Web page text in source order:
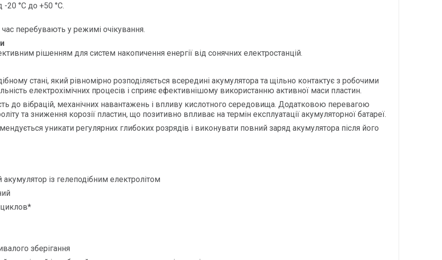
20 °C до +50 °C.
перебувають у режимі очікування.
рішенням для систем накопичення енергії від сонячних електростанцій.
стані, який рівномірно розподіляється всередині акумулятора та щільно контактує з робочими
електрохімічних процесів і сприяє ефективнішому використанню активної маси пластин.
до вібрацій, механічних навантажень і впливу кислотного середовища. Додатковою перевагою
та зниження корозії пластин, що позитивно впливає на термін експлуатації акумуляторної батареї.
уникати регулярних глибоких розрядів і виконувати повний заряд акумулятора після його
із гелеподібним електролітом
зберігання